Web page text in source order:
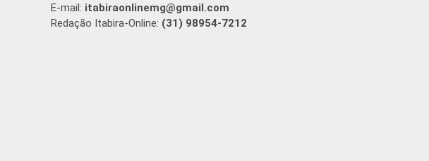
E-mail: itabiraonlinemg@gmail.com
Redação Itabira-Online: (31) 98954-7212